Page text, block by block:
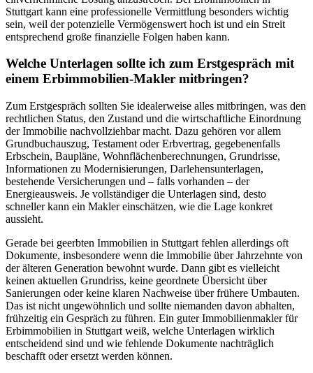
Stuttgart kann eine professionelle Vermittlung besonders wichtig
sein, weil der potenzielle Vermögenswert hoch ist und ein Streit
entsprechend große finanzielle Folgen haben kann.
Welche Unterlagen sollte ich zum Erstgespräch mit
einem Erbimmobilien-Makler mitbringen?
Zum Erstgespräch sollten Sie idealerweise alles mitbringen, was den
rechtlichen Status, den Zustand und die wirtschaftliche Einordnung
der Immobilie nachvollziehbar macht. Dazu gehören vor allem
Grundbuchauszug, Testament oder Erbvertrag, gegebenenfalls
Erbschein, Baupläne, Wohnflächenberechnungen, Grundrisse,
Informationen zu Modernisierungen, Darlehensunterlagen,
bestehende Versicherungen und – falls vorhanden – der
Energieausweis. Je vollständiger die Unterlagen sind, desto
schneller kann ein Makler einschätzen, wie die Lage konkret
aussieht.
Gerade bei geerbten Immobilien in Stuttgart fehlen allerdings oft
Dokumente, insbesondere wenn die Immobilie über Jahrzehnte von
der älteren Generation bewohnt wurde. Dann gibt es vielleicht
keinen aktuellen Grundriss, keine geordnete Übersicht über
Sanierungen oder keine klaren Nachweise über frühere Umbauten.
Das ist nicht ungewöhnlich und sollte niemanden davon abhalten,
frühzeitig ein Gespräch zu führen. Ein guter Immobilienmakler für
Erbimmobilien in Stuttgart weiß, welche Unterlagen wirklich
entscheidend sind und wie fehlende Dokumente nachträglich
beschafft oder ersetzt werden können.